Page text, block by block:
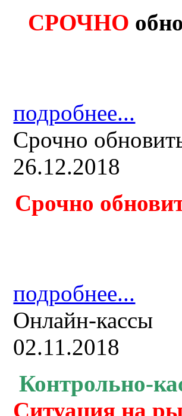
СРОЧНО
подробнее...
Срочно
26.12.2018
Срочно
подробнее...
Онлайн-кассы
02.11.2018
Контрольно-
Ситуация на